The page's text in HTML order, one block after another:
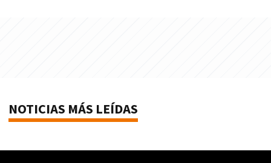
NOTICIAS MÁS LEÍDAS